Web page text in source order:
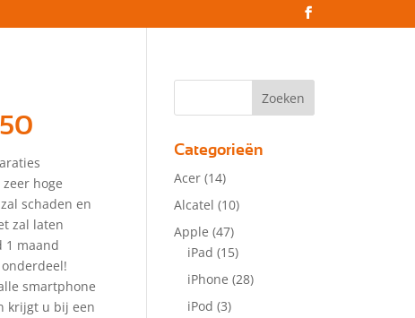
hoge
schaden en
zal laten
1 maand
smartphone
krijgt u bij een
Categorieën
Acer (14)
Alcatel (10)
Apple (47)
iPad (15)
iPhone (28)
iPod (3)